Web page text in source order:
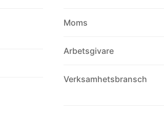
Moms
Arbetsgivare
Verksamhetsbransch